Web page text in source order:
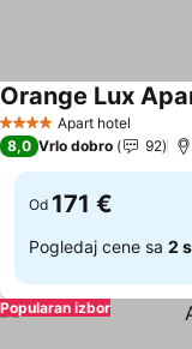
4 ZvezdiceApart hotel
Orange Lux
8,0 Vrlo dobro 92
Od 171 €
Pogledaj cene sa 2
Popularan izbor